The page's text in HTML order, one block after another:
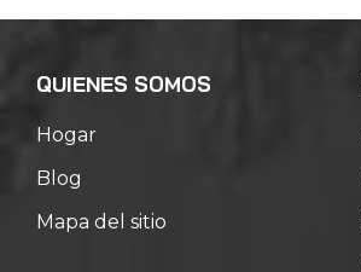
QUIENES SOMOS
Hogar
Blog
Mapa del sitio